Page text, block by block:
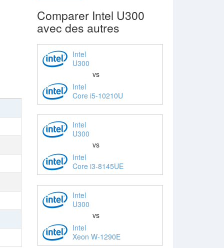
Comparer Intel U300
avec des autres
Intel
U300
vs
Intel
Core i5-10210U
Intel
U300
vs
Intel
Core i3-8145UE
Intel
U300
vs
Intel
Xeon W-1290E